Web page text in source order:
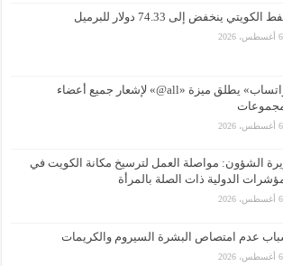
الكويتي ينخفض إلى 74.33 دولار للبرميل
6 أغسطس، 2026
«واتساب» يطلق ميزة «all@» لإشعار جميع أعضاء
6 أغسطس، 2026
الشؤون: مواصلة العمل لترسيخ مكانة الكويت في
الدولية ذات الصلة بالمرأة
6 أغسطس، 2026
عدم امتصاص البشرة السيروم والكريمات
6 أغسطس، 2026